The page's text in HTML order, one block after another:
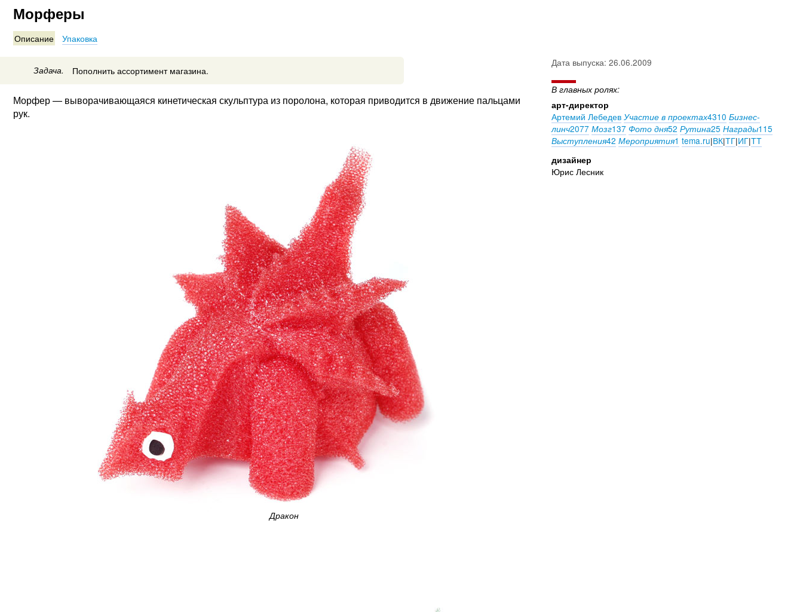
Морферы
Описание Упаковка
Задача. Пополнить ассортимент магазина.
Морфер — выворачивающаяся кинетическая скульптура из поролона, которая приводится в движение пальцами
рук.
Дракон
Дата выпуска: 26.06.2009
В главных ролях:
арт-директор
Артемий Лебедев Участие в проектах4310 Бизнес-
линч2077 Мозг137 Фото дня52 Рутина25 Награды115
Выступления42 Мероприятия1 tema.ru|ВК|ТГ|ИГ|ТТ
дизайнер
Юрис Лесник